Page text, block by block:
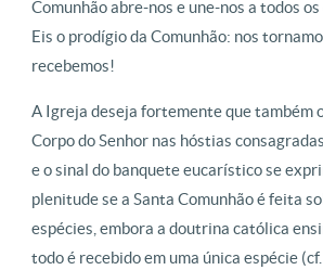
Comunhão abre-nos e une-nos a todos os
Eis o prodígio da Comunhão: nos
recebemos!
A Igreja deseja fortemente que também
Corpo do Senhor nas hóstias
e o sinal do banquete eucarístico se
plenitude se a Santa Comunhão é feita
espécies, embora a doutrina católica
todo é recebido em uma única espécie